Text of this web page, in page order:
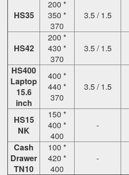
HS35
200 *
350 *
370
3.5 / 1.5
HS42
200 *
430 *
370
3.5 / 1.5
HS400
Laptop
15.6
inch
400 *
440 *
370
3.5 / 1.5
HS15
NK
150 *
400 *
400
-
Cash
Drawer
TN10
100 *
420 *
400
-